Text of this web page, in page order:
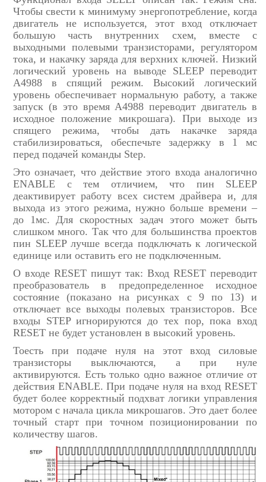
Чтобы свести к минимуму энергопотребление, когда
двигатель не используется, этот вход отключает
большую часть внутренних схем, вместе с
выходными полевыми транзисторами, регулятором
тока, и накачку заряда для верхних ключей. Низкий
логический уровень на выводе SLEEP переводит
A4988 в спящий режим. Высокий логический
уровень обеспечивает нормальную работу, а также
запуск (в это время A4988 переводит двигатель в
исходное положение микрошага). При выходе из
спящего режима, чтобы дать накачке заряда
стабилизироваться, обеспечьте задержку в 1 мс
перед подачей команды Step.
Это означает, что действие этого входа аналогично
ENABLE с тем отличием, что пин SLEEP
деактивирует работу всех систем драйвера и, для
выхода из этого режима, нужно больше времени –
до 1мс. Для скоростных задач этого может быть
слишком много. Так что для большинства проектов
пин SLEEP лучше всегда подключать к логической
единице или оставить его не подключенным.
О входе RESET пишут так: Вход RESET переводит
преобразователь в предопределенное исходное
состояние (показано на рисунках с 9 по 13) и
отключает все выходы полевых транзисторов. Все
входы STEP игнорируются до тех пор, пока вход
RESET не будет установлен в высокий уровень.
Тоесть при подаче нуля на этот вход силовые
транзисторы выключаются, а при нуле
активируются. Есть только одно важное отличие от
действия ENABLE. При подаче нуля на вход RESET
будет более корректный подхват логики управления
мотором с начала цикла микрошагов. Это дает более
точный старт при точном позиционировании по
количеству шагов.